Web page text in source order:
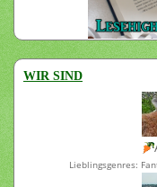
WIR SIND
Lieblingsgenres: